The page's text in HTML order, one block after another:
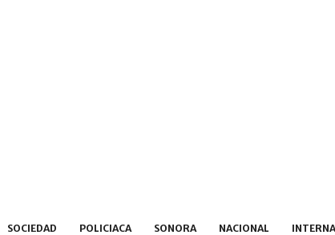
SOCIEDAD POLICIACA SONORA NACIONAL